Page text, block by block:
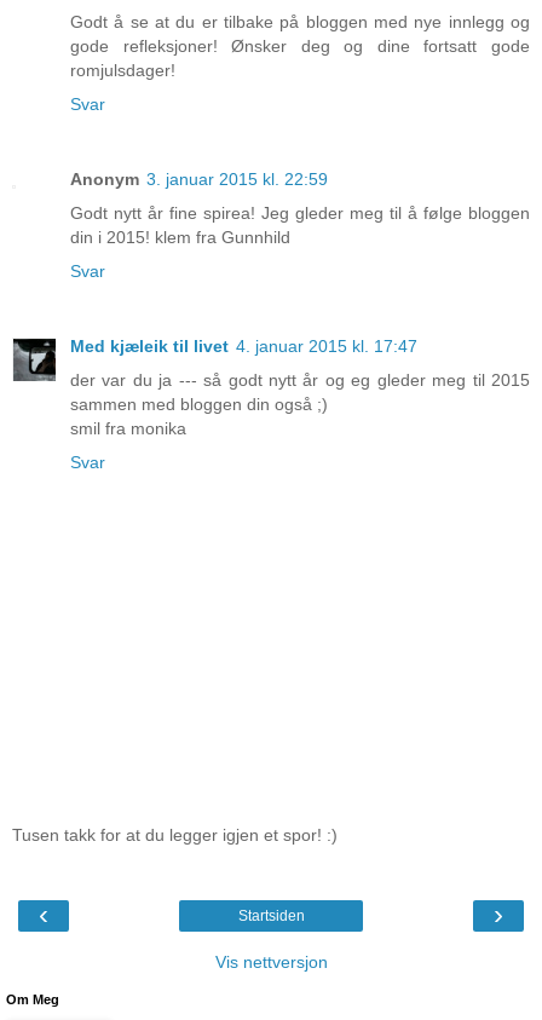
Godt å se at du er tilbake på bloggen med nye innlegg og
gode refleksjoner! Ønsker deg og dine fortsatt gode
romjulsdager!
Svar
Anonym 3. januar 2015 kl. 22:59
Godt nytt år fine spirea! Jeg gleder meg til å følge bloggen
din i 2015! klem fra Gunnhild
Svar
Med kjæleik til livet 4. januar 2015 kl. 17:47
der var du ja --- så godt nytt år og eg gleder meg til 2015
sammen med bloggen din også ;)
smil fra monika
Svar
Tusen takk for at du legger igjen et spor! :)
‹ ›
Startsiden
Vis nettversjon
Om Meg